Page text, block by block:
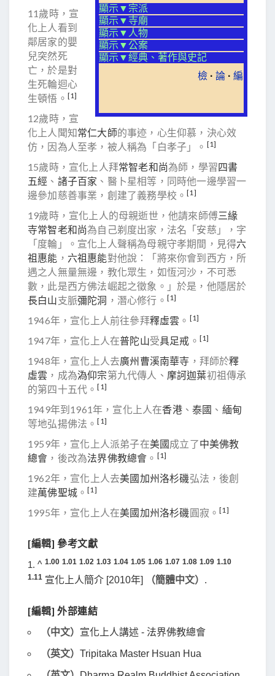
顯示▼ 宗派
顯示▼寺廟
顯示▼ 人物
顯示▼公案
顯示▼經典、著作與史記
檢 · 論 · 編
11歲時，宣
化上人看到
鄰居家的嬰
兒突然死
亡，於是對
生死輪迴心
生頓悟。 [1]
12歲時，宣
化上人聞知常仁大師的事迹，心生仰慕，決心效
仿，因為人至孝，被人稱為「白孝子」。 [1]
15歲時，宣化上人拜常智老和尚為師，學習四書
五經 、 諸子百家 、醫卜星相等，同時他一邊學習一
邊參加慈善事業，創建了義務學校。[1]
19歲時，宣化上人的母親逝世，他請來師傅三緣
寺常智老和尚為自己剃度出家，法名「安慈」，字
「度輪」。宣化上人聲稱為母親守孝期間，見得六
祖 惠能 ， 六祖惠能對他說：「將來你會到西方，所
遇之人無量無邊，教化眾生，如恆河沙，不可悉
數，此是西方佛法崛起之徵象。」於是，他隱居於
長白山支脈彌陀洞 ，潛心修行。 [1]
1946年，宣化上人前往參拜釋虛雲 。 [1]
1947年，宣化上人在普陀山受具足戒 。 [1]
1948年，宣化上人去廣州 曹溪南華寺 ，拜師於釋
虛雲 ，成為溈仰宗第九代傳人、 摩訶迦葉初祖傳承
的第四十五代。[1]
1949年到1961年，宣化上人在香港、泰國 、 緬甸
等地弘揚佛法。[1]
1959年，宣化上人派弟子在美國成立了中美佛教
總會 ，後改為法界佛教總會 。 [1]
1962年，宣化上人去美國加州洛杉磯弘法，後創
建萬佛聖城 。[1]
1995年，宣化上人在美國加州洛杉磯圓寂。[1]
[編輯] 參考文獻
^ 1.00 1.01 1.02 1.03 1.04 1.05 1.06 1.07 1.08 1.09 1.10
1.11 宣化上人簡介 [2010年] （簡體中文） .
[編輯] 外部連結
（中文） 宣化上人講述 - 法界佛教總會
（英文） Tripitaka Master Hsuan Hua